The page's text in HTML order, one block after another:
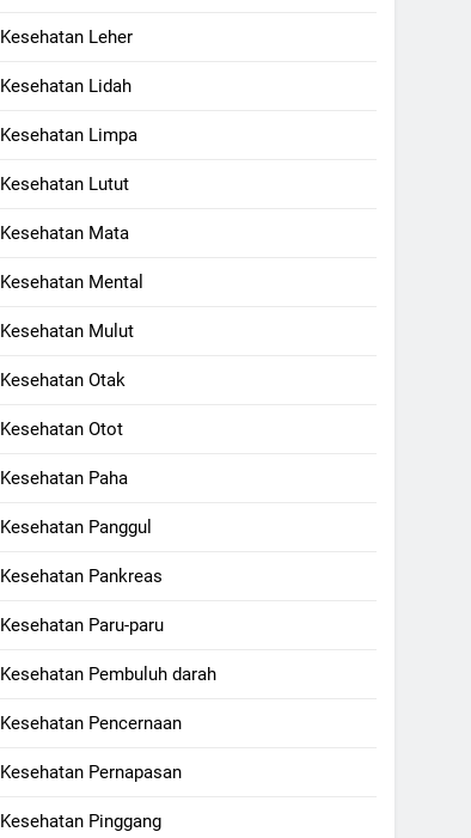
Kesehatan Leher
Kesehatan Lidah
Kesehatan Limpa
Kesehatan Lutut
Kesehatan Mata
Kesehatan Mental
Kesehatan Mulut
Kesehatan Otak
Kesehatan Otot
Kesehatan Paha
Kesehatan Panggul
Kesehatan Pankreas
Kesehatan Paru-paru
Kesehatan Pembuluh darah
Kesehatan Pencernaan
Kesehatan Pernapasan
Kesehatan Pinggang